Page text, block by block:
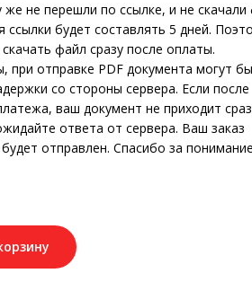
же не перешли по ссылке, и не скачали
ссылки будет составлять 5 дней.
файл сразу после оплаты.
при отправке PDF документа могут
со стороны сервера. Если после
ваш документ не приходит
ответа от сервера. Ваш заказ
отправлен. Спасибо за